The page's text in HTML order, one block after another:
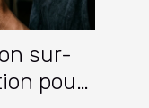
sur-
pour